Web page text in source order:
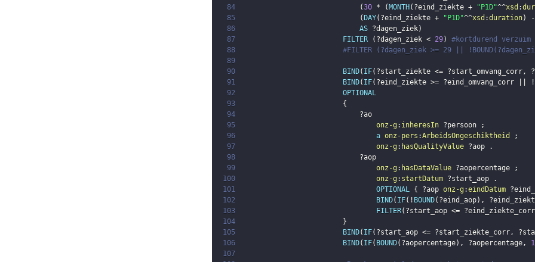
84
(30 * ( MONTH ( ?eind_ziekte + "P1D"^^xsd :
85
( DAY( ?eind_ziekte + "P1D"^^xsd :duration)
86
AS ?dagen_ziek)
87
FILTER ( ?dagen_ziek < 29)
#kortdurend verzuim
88
#FILTER (?dagen_ziek >= 29 ||
89
90
BIND( IF( ?start_ziekte <= ?start_omvang_corr,
91
BIND( IF( ?eind_ziekte >= ?eind_omvang_corr || !
92
OPTIONAL
93
{
94
?ao
95
onz-g : inheresIn ?persoon
;
96
a onz-pers :ArbeidsOngeschiktheid
;
97
onz-g : hasQualityValue ?aop
.
98
?aop
99
onz-g : hasDataValue ?aopercentage
;
100
onz-g : startDatum ?start_aop
.
101
OPTIONAL { ?aop onz-g :eindDatum
102
BIND( IF( ! BOUND( ?eind_aop) ,
103
FILTER( ?start_aop <= ?eind_ziekte_corr
104
}
105
BIND( IF( ?start_aop <= ?start_ziekte_corr,
106
BIND( IF( BOUND( ?aopercentage) , ?aopercentage,
107